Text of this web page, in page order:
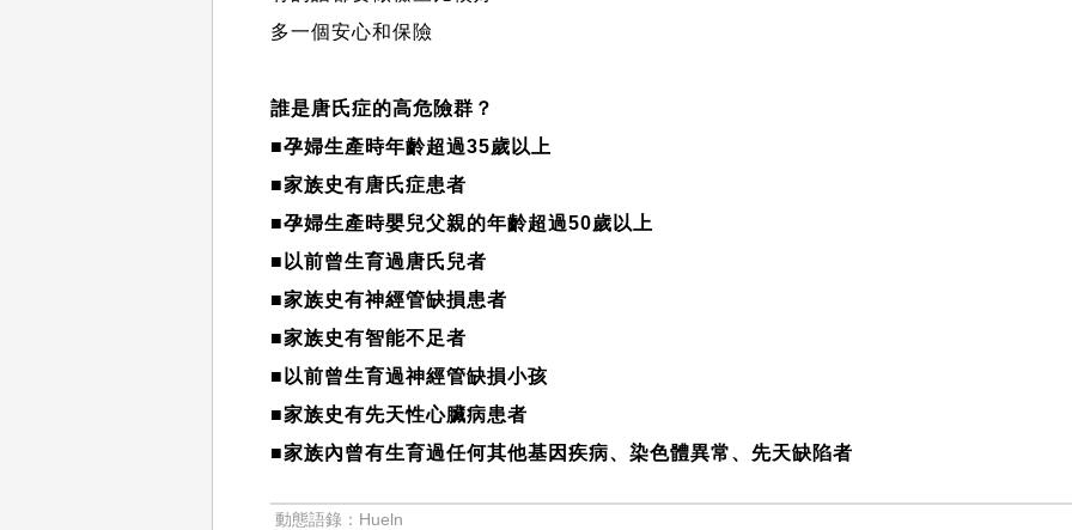
多一個安心和保險
誰是唐氏症的高危險群？
■孕婦生產時年齡超過35歲以上
■家族史有唐氏症患者
■孕婦生產時嬰兒父親的年齡超過50歲以上
■以前曾生育過唐氏兒者
■家族史有神經管缺損患者
■家族史有智能不足者
■以前曾生育過神經管缺損小孩
■家族史有先天性心臟病患者
■家族內曾有生育過任何其他基因疾病、染色體異常、先天缺陷者
動態語錄：Hueln